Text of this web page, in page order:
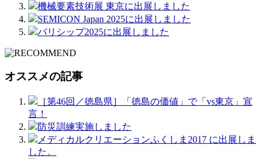
機械要素技術展 東京に出展しました
SEMICON Japan 2025に出展しました
バリシップ2025に出展しました
オススメの記事
［第46回／徳島県］「徳島の価値」で「vs東京」宣
言！
防災訓練実施しました
メディカルクリエーションふくしま2017 に出展しま
した。